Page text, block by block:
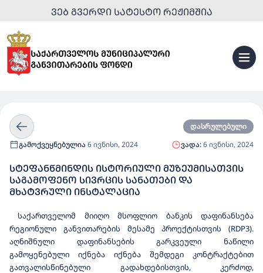
ᲕᲔᲑ ᲒᲕᲔᲠᲓᲘ ᲡᲐᲢᲔᲡᲢᲝ ᲠᲔᲟᲘᲛᲨᲘᲐ
დასრულებული
გამოქვეყნებულია 6 ივნისი, 2024 ვადა:6 ივნისი, 2024
ᲡᲢᲔᲤᲐᲜᲬᲛᲘᲜᲓᲘᲡ ᲘᲡᲢᲝᲠᲘᲣᲚᲘ ᲛᲣᲖᲔᲣᲛᲘᲡᲐᲗᲕᲘᲡ
ᲡᲐᲒᲐᲛᲝᲤᲔᲜᲝ ᲡᲘᲕᲠᲪᲘᲡ ᲡᲐᲜᲐᲗᲔᲑᲘ ᲓᲐ
ᲛᲮᲐᲢᲕᲠᲣᲚᲘ ᲘᲜᲡᲢᲐᲚᲐᲪᲘᲐ
საქართველომ მიიღო მსოფლიო ბანკის დაფინანსება
რეგიონული განვითარების მესამე პროექტისთვის (RDP3).
აღნიშნული დაფინანსების გარკვეული ნაწილი
გამოყენებული იქნება იქნება შემდეგი კონტრაქტებით
გათვალისწინებული გადახდებისთვის, კერძოდ,